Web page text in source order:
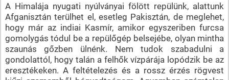
A Himalája nyugati nyúlványai fölött repülünk, alattunk
Afganisztán terülhet el, esetleg Pakisztán, de meglehet,
hogy már az indiai Kasmír, amikor egyszeriben furcsa
gomolygás tódul be a repülőgép belsejébe, olyan mintha
szaunás gőzben ülnénk. Nem tudok szabadulni a
gondolattól, hogy talán a felhők vízpárája lopódzik be az
eresztékeken. A feltételezés és a rossz érzés rögvest